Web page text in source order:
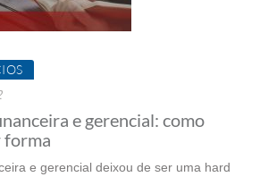
e gerencial: como
forma
e gerencial deixou de ser uma hard